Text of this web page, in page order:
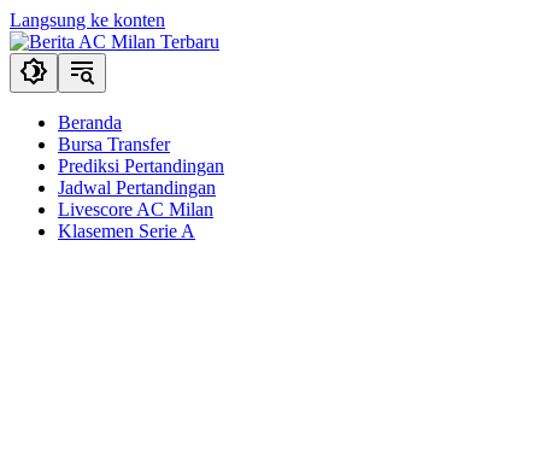
Langsung ke konten
Beranda
Bursa Transfer
Prediksi Pertandingan
Jadwal Pertandingan
Livescore AC Milan
Klasemen Serie A